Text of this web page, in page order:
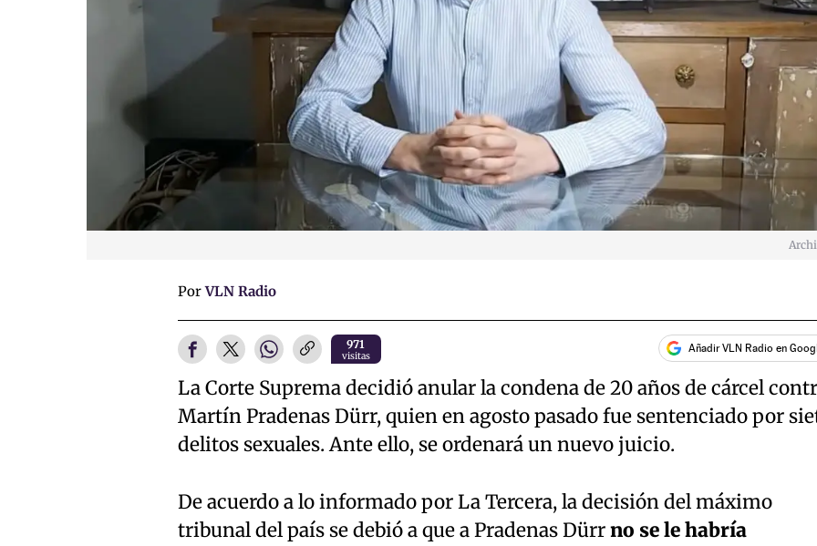
PorVLN Radio
971
visitas
Añadir VLN Radio en
La Corte Suprema decidió anular la condena de 20 años de cárcel
Martín Pradenas Dürr, quien en agosto pasado fue sentenciado por
delitos sexuales. Ante ello, se ordenará un nuevo juicio.
De acuerdo a lo informado por La Tercera, la decisión del máximo
tribunal del país se debió a que a Pradenas Dürrno se le habría